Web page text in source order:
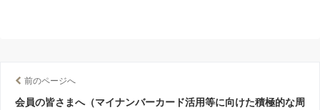
前のページへ
会員の皆さまへ（マイナンバーカード活用等に向けた積極的な周